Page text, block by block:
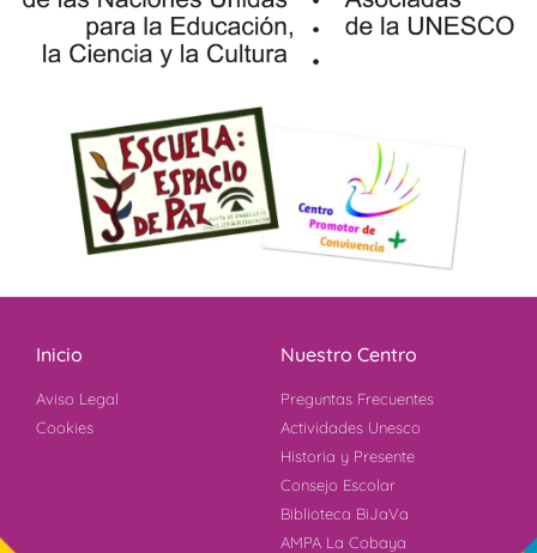
Inicio
Aviso Legal
Cookies
Nuestro Centro
Preguntas Frecuentes
Actividades Unesco
Historia y Presente
Consejo Escolar
Biblioteca BiJaVa
AMPA La Cobaya